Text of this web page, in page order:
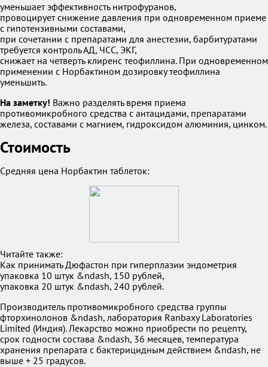
уменьшает эффективность нитрофуранов,
провоцирует снижение давления при одновременном приеме
с гипотензивными составами,
при сочетании с препаратами для анестезии, барбитуратами
требуется контроль АД, ЧСС, ЭКГ,
снижает на четверть клиренс теофиллина. При одновременном
применении с Норбактином дозировку теофиллина
уменьшить.
На заметку! Важно разделять время приема
противомикробного средства с антацидами, препаратами
железа, составами с магнием, гидроксидом алюминия, цинком.
Стоимость
Средняя цена Норбактин таблеток:
Читайте также:
Как принимать Дюфастон при гиперплазии эндометрия
упаковка 10 штук &ndash, 150 рублей,
упаковка 20 штук &ndash, 240 рублей.
Производитель противомикробного средства группы
фторхинолонов &ndash, лаборатория Ranbaxy Laboratories
Limited (Индия). Лекарство можно приобрести по рецепту,
срок годности состава &ndash, 36 месяцев, температура
хранения препарата с бактерицидным действием &ndash, не
выше + 25 градусов.